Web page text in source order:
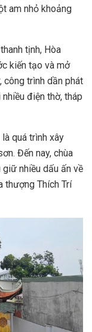
am nhỏ khoảng
tịnh, Hòa
kiến tạo và mở
công trình dần phát
điện thờ, tháp
quá trình xây
Đến nay, chùa
giữ nhiều dấu ấn về
thượng Thích Trí